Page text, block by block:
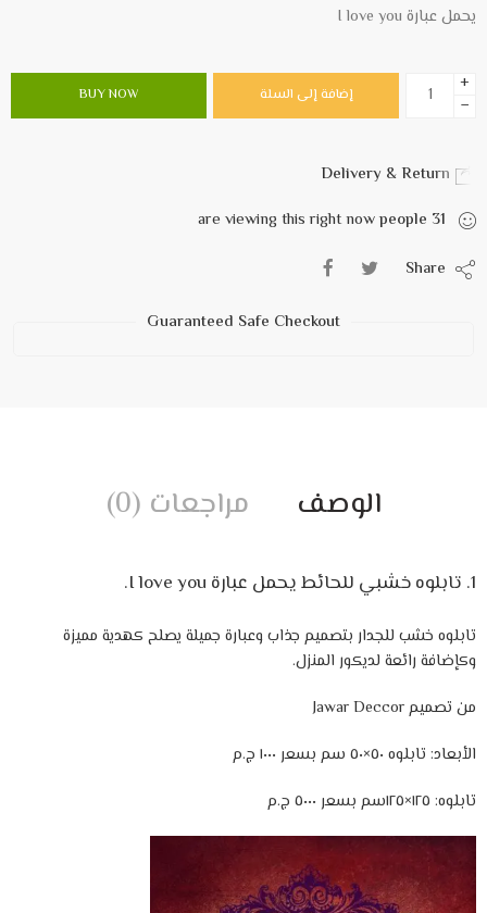
يحمل عبارة I love you
+
−
إضافة إلى السلة BUY NOW
31
people
Guaranteed Safe Checkout
الوصف مراجعات (0)
تابلوه خشبي للحائط يحمل عبارة I love you.
تابلوه خشب للجدار بتصميم جذاب وعبارة جميلة يصلح كهدية مميزة
وكإضافة رائعة لديكور المنزل.
من تصميم Jawar Deccor
الأبعاد: تابلوه ٥٠×٥٠ سم بسعر ١٠٠٠ ج.م
تابلوه: ١٢٥×١٢٥سم بسعر ٥٠٠٠ ج.م